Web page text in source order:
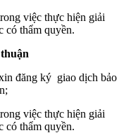
việc thực hiện giải
có thẩm quyền.
đăng ký giao dịch bảo
việc thực hiện giải
có thẩm quyền.